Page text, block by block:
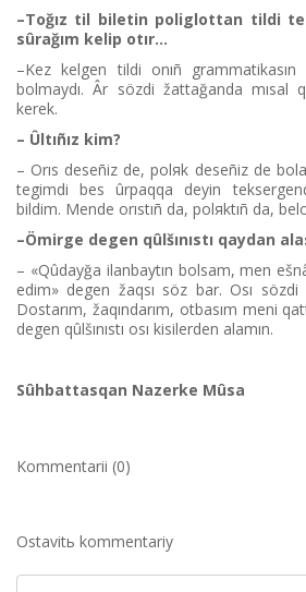
–Toğız tіl bіletіn poliglottan tіldі
sûrağım kelіp otır...
–Kez kelgen tіldі onıñ grammatikasın
bolmaydı. Âr sözdі žattağanda mısal
kerek.
– Ûltıñız kіm?
– Orıs deseñіz de, polяk deseñіz de
tegіmdі bes ûrpaqqa deyіn
bіldіm. Mende orıstıñ da, polяktıñ da,
–Ömіrge degen qûlšınıstı qaydan
– «Qûdayğa ilanbaytın bolsam, men
edіm» degen žaqsı söz bar. Osı sözdі
Dostarım, žaqındarım, otbasım menі
degen qûlšınıstı osı kіsіlerden alamın.
Sûhbattasqan Nazerke Mûsa
Kommentarii (0)
Ostavitь kommentariy